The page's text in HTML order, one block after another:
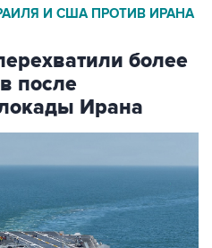
И США ПРОТИВ ИРАНА
более
после
Ирана